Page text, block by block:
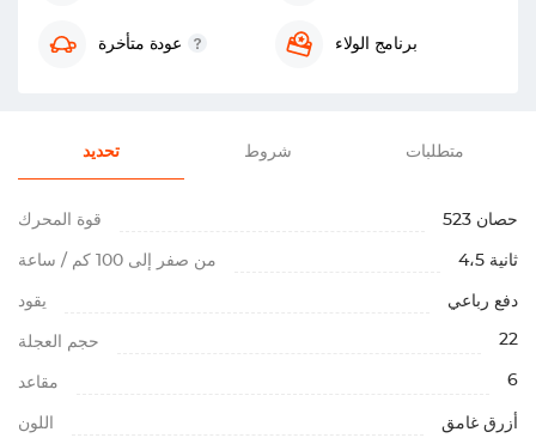
عودة متأخرة برنامج الولاء
تحديد شروط متطلبات
قوة المحرك 523 حصان
من صفر إلى 100 كم / ساعة 4،5 ثانية
يقود دفع رباعي
حجم العجلة 22
مقاعد 6
اللون أزرق غامق